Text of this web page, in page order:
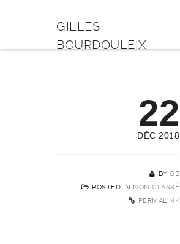
GILLES
BOURDOULEIX
22
DÉC 2018
BYGB
POSTED IN NON CLASSÉ
PERMALINK